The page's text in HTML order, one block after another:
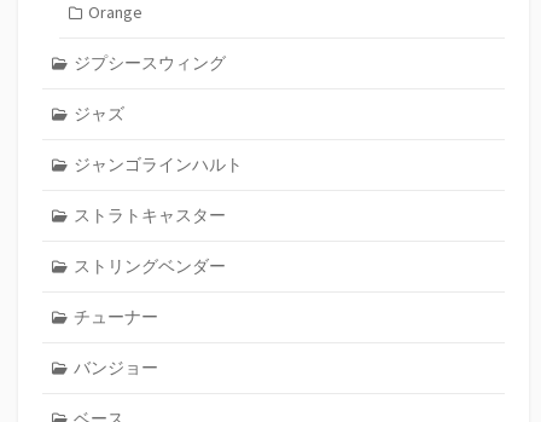
Orange
ジプシースウィング
ジャズ
ジャンゴラインハルト
ストラトキャスター
ストリングベンダー
チューナー
バンジョー